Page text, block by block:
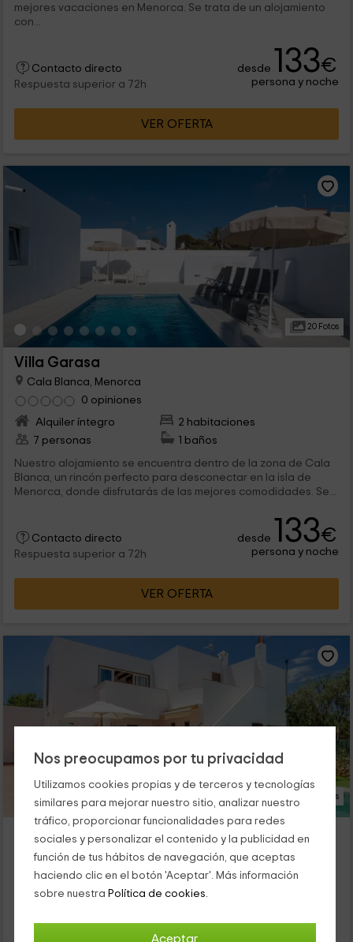
Nos preocupamos por tu privacidad
Utilizamos cookies propias y de terceros y tecnologías
similares para mejorar nuestro sitio, analizar nuestro
tráfico, proporcionar funcionalidades para redes
sociales y personalizar el contenido y la publicidad en
función de tus hábitos de navegación, que aceptas
haciendo clic en el botón 'Aceptar'. Más información
sobre nuestra Política de cookies.
Aceptar
mejores vacaciones en Menorca. Se trata de un alojamiento
con...
Contacto directo
Respuesta superior a 72h
desde 133€
persona y noche
VER OFERTA
20 Fotos
Villa Garasa
Cala Blanca, Menorca
0 opiniones
Alquiler íntegro
2 habitaciones
7 personas
1 baños
Nuestro alojamiento se encuentra dentro de la zona de Cala
Blanca, un rincón perfecto para desconectar en la isla de
Menorca, donde disfrutarás de las mejores comodidades. Se...
Contacto directo
Respuesta superior a 72h
desde 133€
persona y noche
VER OFERTA
24 Fotos
Villa Payu
Cala Blanca, Menorca
0 opiniones
Alquiler íntegro
2 habitaciones
Nuestro alojamiento se encuentra dentro de la zona de Cala